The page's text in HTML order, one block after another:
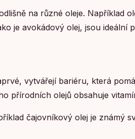
na různé oleje. Například
je avokádový olej, jsou ideální
vytvářejí bariéru, která
přírodních olejů obsahuje
čajovníkový olej je známý